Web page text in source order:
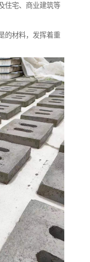
住宅、商业建筑等
的材料，发挥着重